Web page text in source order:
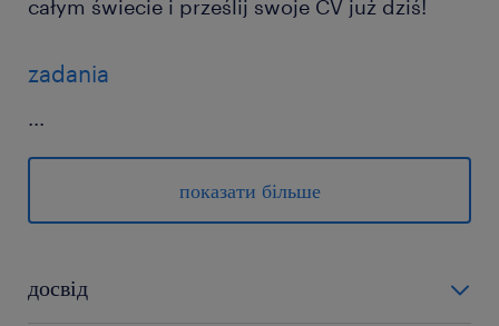
całym świecie i prześlij swoje CV już dziś!
zadania
...
tworzenie strategii zakupowych dla
określonych grup materiałów
produkcyjnych
zmierzających do redukcji kosztów
показати більше
досвід